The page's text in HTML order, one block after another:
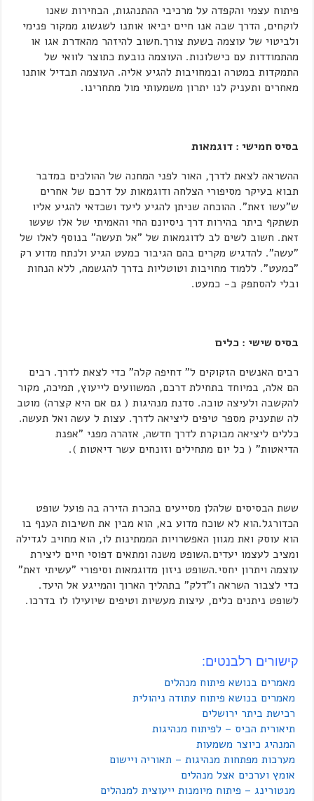
פיתוח עצמי והקפדה על מרכיבי ההתנהגות, הבחירות שאנו
לוקחים, הדרך שבה אנו חיים יביאו אותנו לשגשוג ממקור פנימי
ולביטוי של עוצמה בשעת צורך.חשוב להיזהר מהאדרת אגו או
מהתמודדות עם כישלונות. העוצמה נובעת כתוצר לוואי של
התמקדות במטרה ובמחויבות להגיע אליה. העוצמה תבדיל אותנו
מאחרים ותעניק לנו יתרון משמעותי מול מתחרינו.
בסיס חמישי : דוגמאות
ההשראה לצאת לדרך, האור לפני המחנה של ההולכים במדבר
תבוא בעיקר מסיפורי הצלחה ודוגמאות על דרכם של אחרים
ש"עשו זאת". ההוכחה שניתן להגיע ליעד ושכדאי להגיע אליו
תשתקף ביתר בהירות דרך ניסיונם החי והאמיתי של אלו שעשו
זאת. חשוב לשים לב לדוגמאות של "אל תעשה" בנוסף לאלו של
"עשה". להדגיש מקרים בהם הגיבור כמעט הגיע ולנתח מדוע רק
"כמעט". ללמוד מחויבות וטוטליות בדרך להגשמה, ללא הנחות
ובלי להסתפק ב- כמעט.
בסיס שישי : כלים
רבים האנשים הזקוקים ל" דחיפה קלה" כדי לצאת לדרך. רבים
הם אלה, במיוחד בתחילת דרכם, המשוועים לייעוץ, תמיכה, מקור
להקשבה ולעיצה טובה. סדנת מנהיגות ( גם אם היא קצרה) מוטב
לה שתעניק מספר טיפים ליציאה לדרך. עצות ל עשה ואל תעשה.
כללים ליציאה מבוקרת לדרך חדשה, אזהרה מפני "אפנת
הדיאטות" ( כל יום מתחילים וזונחים עשר דיאטות ).
ששת הבסיסים שלהלן מסייעים בהכרת הזירה בה פועל שופט
הכדורגל.הוא לא שוכח מדוע בא, הוא מבין את חשיבות הענף בו
הוא עוסק ואת מגוון האפשרויות הממתינות לו, הוא מחויב לגדילה
ומציב לעצמו יעדים.השופט משנה ומתאים דפוסי חיים ליצירת
עוצמה ויתרון יחסי.השופט ניזון מדוגמאות וסיפורי "עשיתי זאת"
כדי לצבור השראה ו"דלק" בתהליך הארוך והמייגע אל היעד.
לשופט ניתנים כלים, עיצות מעשיות וטיפים שיועילו לו בדרכו.
קישורים רלבנטים:
מאמרים בנושא פיתוח מנהלים
מאמרים בנושא פיתוח עתודה ניהולית
רכישת ביתר ירושלים
תיאורית הביס – לפיתוח מנהיגות
המנהיג כיוצר משמעות
מערכות מפתחות מנהיגות – תאוריה ויישום
אומץ וערכים אצל מנהלים
מנטורינג – פיתוח מיומנות ייעוצית למנהלים